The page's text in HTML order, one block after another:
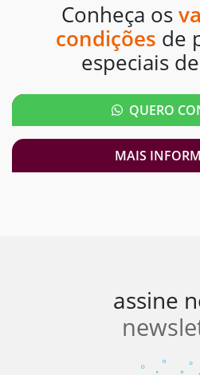
Conheça os
condições de
especiais
QUERO
MAIS
assine